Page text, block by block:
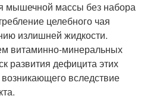
мышечной массы без набора
целебного чая
излишней жидкости.
витаминно-минеральных
развития дефицита этих
вследствие